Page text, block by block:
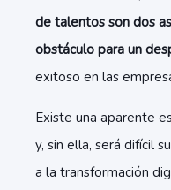
de talentos son dos
obstáculo para un
exitoso en las
Existe una aparente
y, sin ella, será difícil
a la transformación